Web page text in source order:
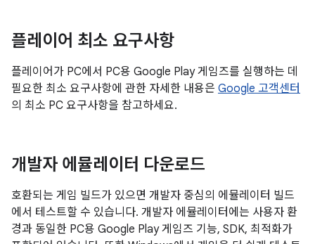
플레이어 최소 요구사항
플레이어가 PC에서 PC용 Google Play 게임즈를 실행하는 데
필요한 최소 요구사항에 관한 자세한 내용은 Google 고객센터
의 최소 PC 요구사항을 참고하세요.
개발자 에뮬레이터 다운로드
호환되는 게임 빌드가 있으면 개발자 중심의 에뮬레이터 빌드
에서 테스트할 수 있습니다. 개발자 에뮬레이터에는 사용자 환
경과 동일한 PC용 Google Play 게임즈 기능, SDK, 최적화가